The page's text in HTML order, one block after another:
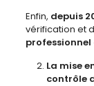
Enfin, depuis
vérification et
La mise
contrôle